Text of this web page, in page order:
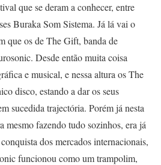
que se deram a conhecer, entre
Buraka Som Sistema. Já lá vai o
que os de The Gift, banda de
Desde então muita coisa
e musical, e nessa altura os The
disco, estando a dar os seus
sucedida trajectória. Porém já nesta
mesmo fazendo tudo sozinhos, era já
dos mercados internacionais,
funcionou como um trampolim,